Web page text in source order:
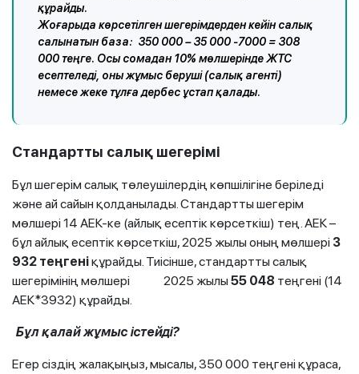
құрайды.
Жоғарыда көрсетілген шегерімдерден кейін салық
салынатын база: 350 000 – 35 000 -7000 = 308
000 теңге. Осы сомадан 10% мөлшерінде ЖТС
есептеледі, оны жұмыс беруші (салық агенті)
немесе жеке тұлға дербес ұстап қалады.
Стандартты салық шегерімі
Бұл шегерім салық төлеушілердің көпшілігіне беріледі
және ай сайын қолданылады. Стандартты шегерім
мөлшері 14 АЕК-ке (айлық есептік көрсеткіш) тең. АЕК –
бұл айлық есептік көрсеткіш, 2025 жылы оның мөлшері 3
932 теңгеніқұрайды. Тиісінше, стандартты салық
шегерімінің мөлшері 2025 жылы 55 048 теңгені (14
АЕК*3932) құрайды.
Бұл қалай жұмыс істейді?
Егер сіздің жалақыңыз, мысалы, 350 000 теңгені құраса,